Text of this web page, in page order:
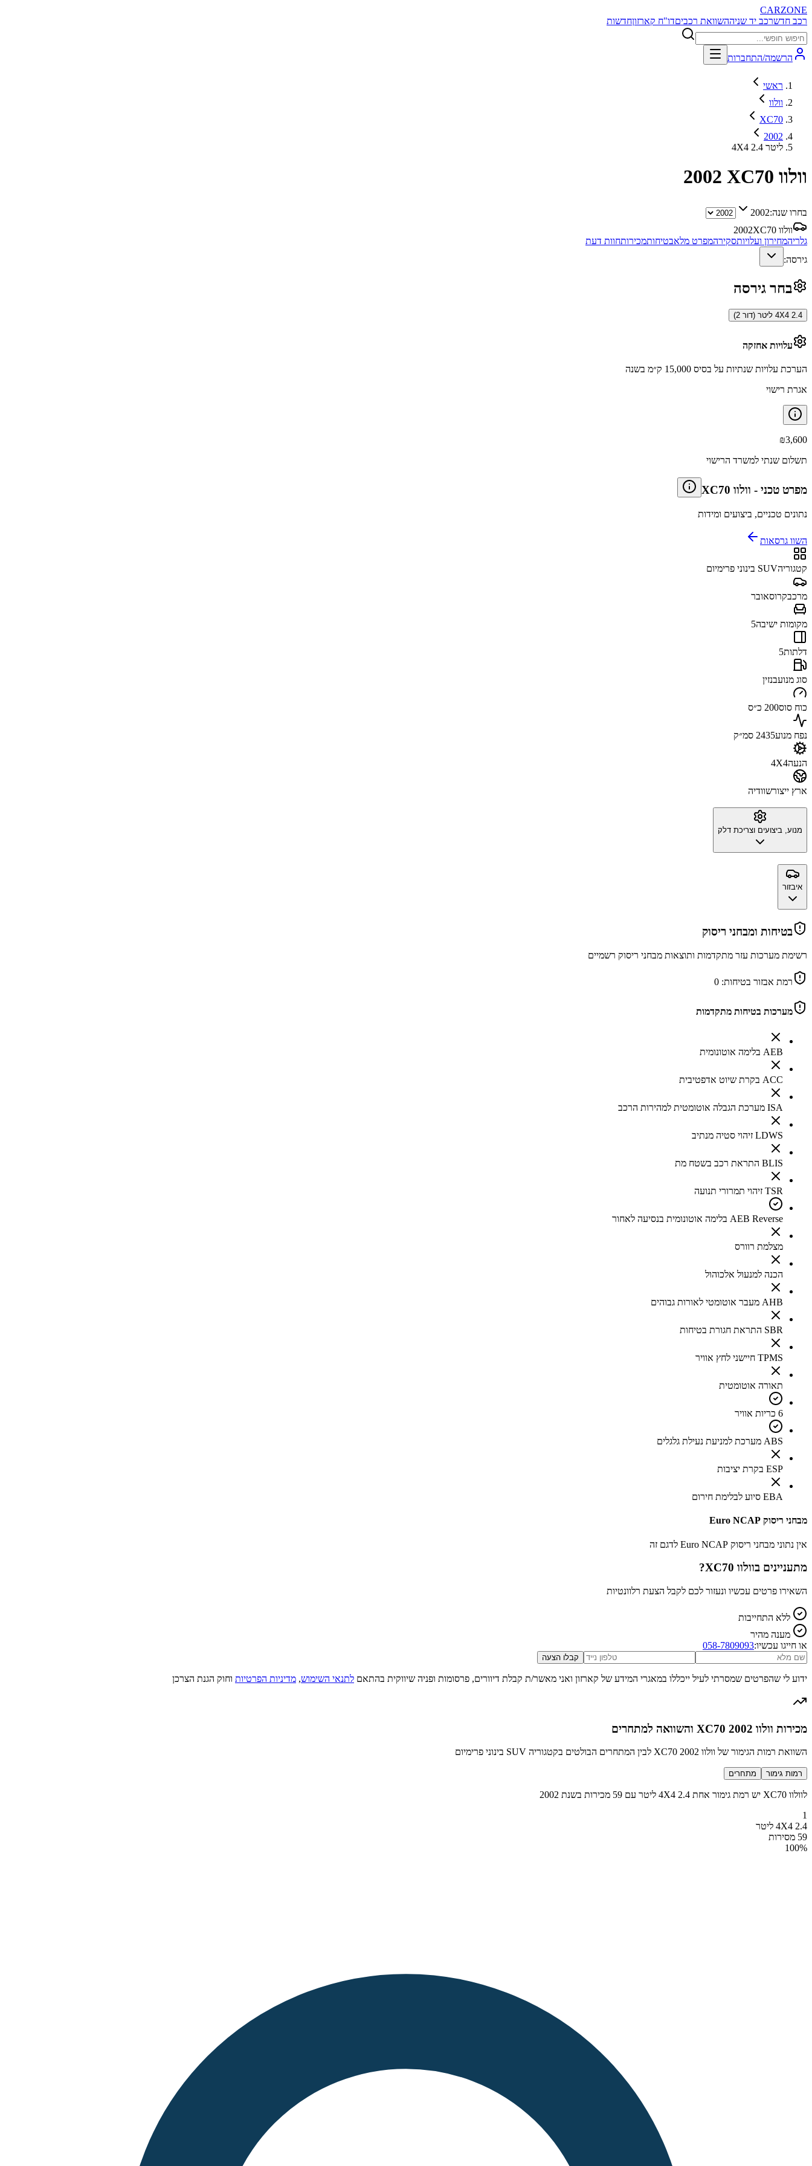
CARZONE
רכב חדשרכב יד שניההשוואת רכביםדו"ח קארזוןחדשות
הרשמה/התחברות
ראשי
וולוו
XC70
2002
4X4 2.4 ליטר
וולוו XC70 2002
בחרו שנה:2002
וולוו XC70
2002
גלריהמחירון ועלויותסקירהמפרט מלאבטיחותמכירותחוות דעת
גירסה:
בחר גירסה
4X4 2.4 ליטר (דור 2)
עלויות אחזקה
הערכת עלויות שנתיות על בסיס 15,000 ק״מ בשנה
אגרת רישוי
₪3,600
תשלום שנתי למשרד הרישוי
מפרט טכני - וולוו XC70
נתונים טכניים, ביצועים ומידות
השוו גרסאות
קטגוריהSUV בינוני פרימיום
מרכבקרוסאובר
מקומות ישיבה5
דלתות5
סוג מנועבנזין
כוח סוס200 כ״ס
נפח מנוע2435 סמ״ק
הנעה4X4
ארץ ייצורשוודיה
מנוע, ביצועים וצריכת דלק
איבזור
בטיחות ומבחני ריסוק
רשימת מערכות עזר מתקדמות ותוצאות מבחני ריסוק רשמיים
רמת אבזור בטיחות: 0
מערכות בטיחות מתקדמות
AEB בלימה אוטונומית
ACC בקרת שיוט אדפטיבית
ISA מערכת הגבלה אוטומטית למהירות הרכב
LDWS זיהוי סטיה מנתיב
BLIS התראת רכב בשטח מת
TSR זיהוי תמרורי תנועה
AEB Reverse בלימה אוטונומית בנסיעה לאחור
מצלמת רוורס
הכנה למנעול אלכוהול
AHB מעבר אוטומטי לאורות גבוהים
SBR התראת חגורת בטיחות
TPMS חיישני לחץ אוויר
תאורה אוטומטית
6 כריות אוויר
ABS מערכת למניעת נעילת גלגלים
ESP בקרת יציבות
EBA סיוע לבלימת חירום
מבחני ריסוק Euro NCAP
אין נתוני מבחני ריסוק Euro NCAP לדגם זה
מתעניינים בוולוו XC70 ?
השאירו פרטים עכשיו ונעזור לכם לקבל הצעת רלוונטיות
ללא התחייבות
מענה מהיר
או חייגו עכשיו:058-7809093
קבלו הצעה
ידוע לי שהפרטים שמסרתי לעיל ייכללו במאגרי המידע של קארזון ואני מאשר/ת קבלת דיוורים, פרסומות ופניה שיווקית בהתאם לתנאי השימוש, מדיניות הפרטיות וחוק הגנת הצרכן
מכירות וולוו XC70 2002 והשוואה למתחרים
השוואת רמות הגימור של וולוו XC70 2002 לבין המתחרים הבולטים בקטגוריה SUV בינוני פרימיום
רמות גימור מתחרים
לוולוו XC70 יש רמת גימור אחת 4X4 2.4 ליטר עם 59 מכירות בשנת 2002
1
4X4 2.4 ליטר
59 מסירות
100%